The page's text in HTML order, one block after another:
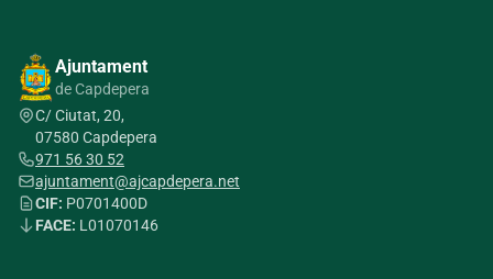
Ajuntament
de Capdepera
C/ Ciutat, 20,
07580 Capdepera
971 56 30 52
ajuntament@ajcapdepera.net
CIF: P0701400D
FACE: L01070146